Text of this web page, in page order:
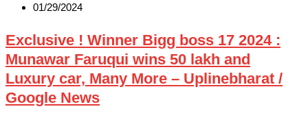
01/29/2024
Exclusive ! Winner Bigg boss 17 2024 :
Munawar Faruqui wins 50 lakh and
Luxury car, Many More – Uplinebharat /
Google News